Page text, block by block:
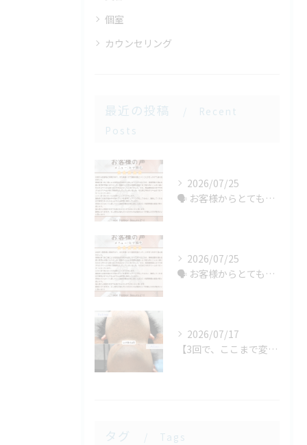
個室
カウンセリング
最近の投稿
Recent
Posts
2026/07/25
🗣️ お客様からとても嬉しい口コミをいただきました！
2026/07/25
🗣️ お客様からとても嬉しい口コミをいただきました！
2026/07/17
【3回で、ここまで変わる方もいます！】
タグ Tags